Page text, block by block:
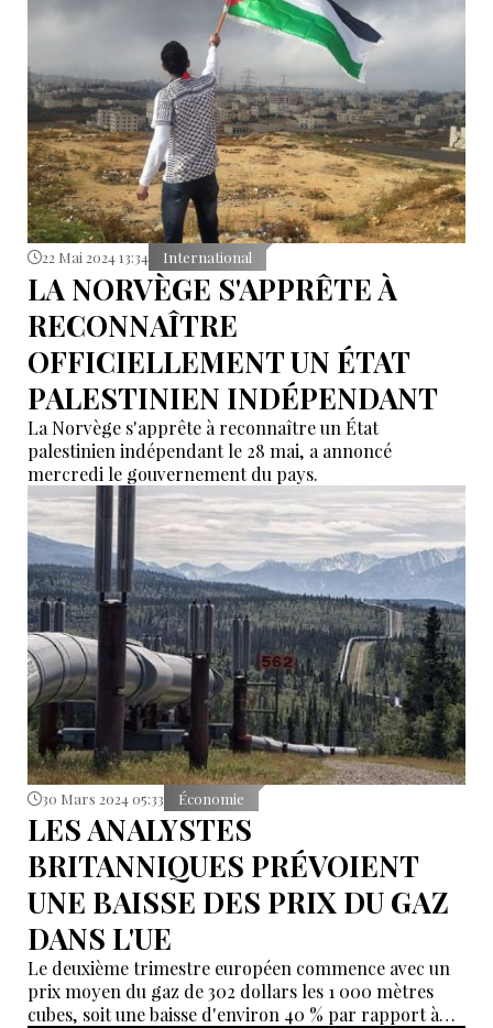
22 Mai 2024 13:34 International
LA NORVÈGE S'APPRÊTE À
RECONNAÎTRE
OFFICIELLEMENT UN ÉTAT
PALESTINIEN INDÉPENDANT
La Norvège s'apprête à reconnaître un État
palestinien indépendant le 28 mai, a annoncé
mercredi le gouvernement du pays.
30 Mars 2024 05:33 Économie
LES ANALYSTES
BRITANNIQUES PRÉVOIENT
UNE BAISSE DES PRIX DU GAZ
DANS L'UE
Le deuxième trimestre européen commence avec un
prix moyen du gaz de 302 dollars les 1 000 mètres
cubes, soit une baisse d'environ 40 % par rapport à